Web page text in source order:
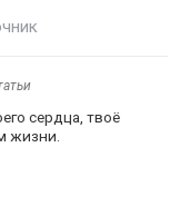
сердца, твоё
жизни.